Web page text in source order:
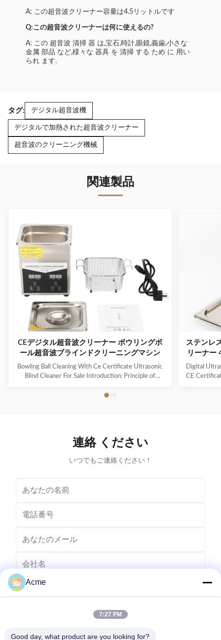
A: この超音波クリーナー容量は4.5リットルです
Q:この超音波クリーナーは何に使えるの?
A: この 超音波 清掃 器 は,宝石,時計,眼鏡,義歯,小さな
金属 部品 など,様々な 器具 を 清掃 する ため に 用い
られ ます.
タグ: デジタル超音波機
デジタルで加熱された超音波クリーナー
超音波のクリーニング機械
関連製品
CEデジタル超音波クリーナー ボウリングボ
ール超音波ブラインドクリーニングマシン
Bowling Ball Cleaning With Ce Certificate Ultrasonic
Blind Cleaner For Sale Introduction: Principle of
from ultrasonic generator is transformed into high
tens of thousands of tiny bubbles with diameters of
ステンレ
リーナー
Digital
CE
連絡 ください
いつでもご連絡ください！
Acme
7:27 PM
Good day, what product are you looking for?